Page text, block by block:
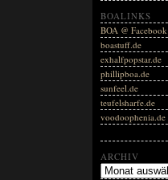
BOALINKS
BOA @ Facebook
boastuff.de
exhalfpopstar.de
phillipboa.de
sunfeel.de
teufelsharfe.de
voodoophenia.de
ARCHIV